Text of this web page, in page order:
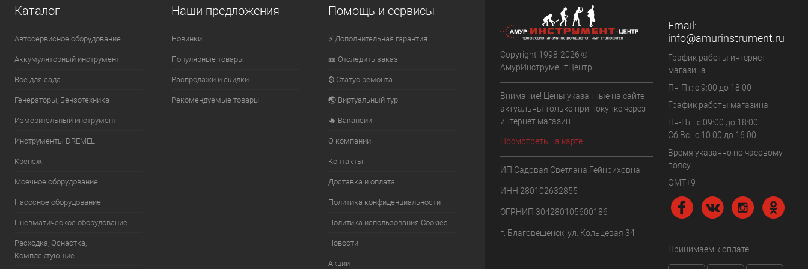
В избранное
В избранное
В избранное
В наличии
В наличии
Каталог
Автосервисное оборудование
Аккумуляторный инструмент
Все для сада
Генераторы, Бензотехника
Измерительный инструмент
Инструменты DREMEL
Крепеж
Моечное оборудование
Насосное оборудование
Пневматическое оборудование
Расходка, Оснастка,
Комплектующие
Наши предложения
Новинки
Популярные товары
Распродажи и скидки
Рекомендуемые товары
Помощь и сервисы
⚡ Дополнительная гарантия
🎫 Отследить заказ
⌚ Статус ремонта
🌏 Виртуальный тур
🔥 Вакансии
О компании
Контакты
Доставка и оплата
Политика конфиденциальности
Политика использования Cookies
Новости
Акции
Copyright 1998-2026 ©
АмурИнструментЦентр
Внимание! Цены указанные на сайте
актуальны только при покупке через
интернет магазин
Посмотреть на карте
ИП Садовая Светлана Гейнриховна
ИНН 280102632855
ОГРНИП 304280105600186
г. Благовещенск, ул. Кольцевая 34
Email:
info@amurinstrument.ru
График работы интернет
магазина
Пн-Пт: с 9:00 до 18:00
График работы магазина
Пн-Пт : с 09:00 до 18:00
Сб,Вс : c 10:00 до 16:00
Время указанно по часовому
поясу
GMT+9
Принимаем к оплате